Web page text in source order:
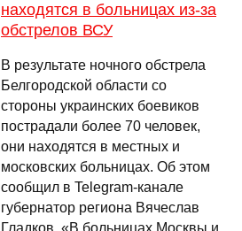
находятся в больницах из-за
обстрелов ВСУ
В результате ночного обстрела
Белгородской области со
стороны украинских боевиков
пострадали более 70 человек,
они находятся в местных и
московских больницах. Об этом
сообщил в Telegram-канале
губернатор региона Вячеслав
Гладков. «В больницах Москвы и